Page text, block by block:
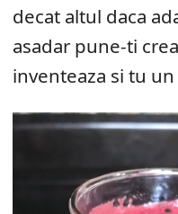
decat altul daca
asadar pune-ti
inventeaza si tu